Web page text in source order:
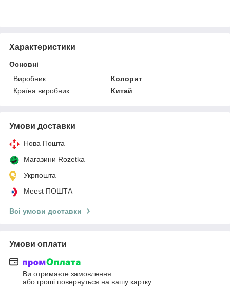
Характеристики
Основні
Виробник
Колорит
Країна виробник
Китай
Умови доставки
Нова Пошта
Магазини Rozetka
Укрпошта
Meest ПОШТА
Всі умови доставки
Умови оплати
Ви отримаєте замовлення
або гроші повернуться на вашу картку